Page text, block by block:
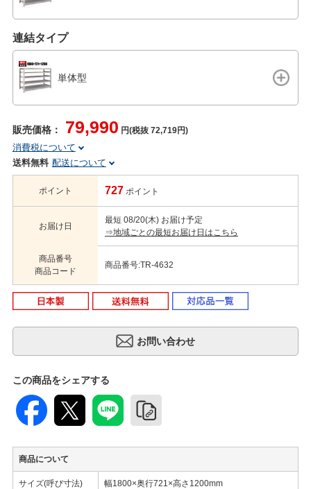
連結タイプ
単体型
販売価格： 79,990 円(税抜 72,719円)
消費税について
送料無料 配送について
ポイント 727 ポイント
お届け日
最短 08/20(木) お届け予定
⇒地域ごとの最短お届け日はこちら
商品番号
商品コード
商品番号:TR-4632
この商品をシェアする
商品について
サイズ(呼び寸法) 幅1800×奥行721×高さ1200mm